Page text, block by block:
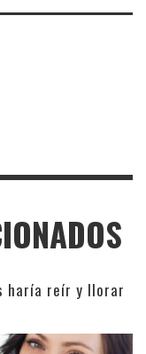
haría reír y llorar